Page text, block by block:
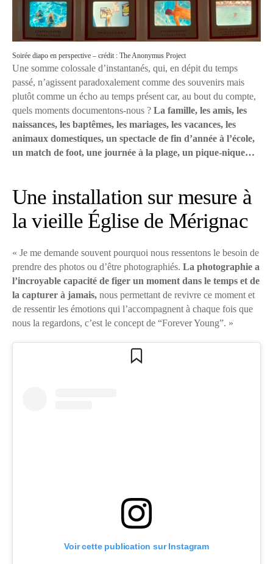
Soirée diapo en perspective – crédit : The Anonymus Project
Une somme colossale d’instantanés, qui, en dépit du temps
passé, n’agissent paradoxalement comme des souvenirs mais
plutôt comme un écho au temps présent car, au bout du compte,
quels moments documentons-nous ? La famille, les amis, les
naissances, les baptêmes, les mariages, les vacances, les
animaux domestiques, un spectacle de fin d’année à l’école,
un match de foot, une journée à la plage, un pique-nique…
Une installation sur mesure à
la vieille Église de Mérignac
« Je me demande souvent pourquoi nous ressentons le besoin de
prendre des photos ou d’être photographiés. La photographie a
l’incroyable capacité de figer un moment dans le temps et de
la capturer à jamais, nous permettant de revivre ce moment et
de ressentir les émotions qui l’accompagnent à chaque fois que
nous la regardons, c’est le concept de “Forever Young”. »
Voir cette publication sur Instagram